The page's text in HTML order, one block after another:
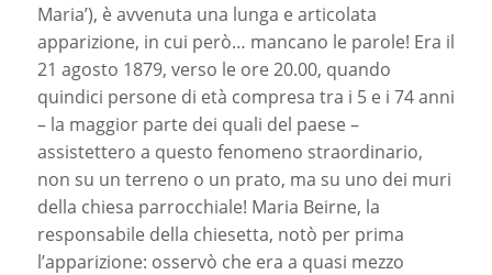
Maria’), è avvenuta una lunga e articolata
apparizione, in cui però… mancano le parole! Era il
21 agosto 1879, verso le ore 20.00, quando
quindici persone di età compresa tra i 5 e i 74 anni
– la maggior parte dei quali del paese –
assistettero a questo fenomeno straordinario,
non su un terreno o un prato, ma su uno dei muri
della chiesa parrocchiale! Maria Beirne, la
responsabile della chiesetta, notò per prima
l’apparizione: osservò che era a quasi mezzo